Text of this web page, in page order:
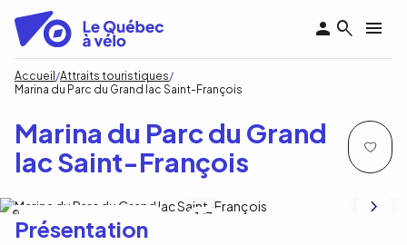
contenu
principal
Fil
Accueil Attraits touristiques
Marina du Parc du Grand lac Saint-François
Marina du Parc du Grand
lac Saint-François
1 /3
Présentation